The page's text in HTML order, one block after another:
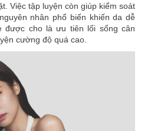
Việc tập luyện còn giúp kiểm soát
nhân phổ biến khiến da dễ
được cho là ưu tiên lối sống cân
cường độ quá cao.